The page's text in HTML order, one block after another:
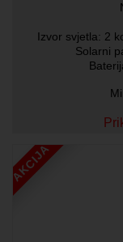
Izvor svjetla: 2
Solarni
AKCIJA